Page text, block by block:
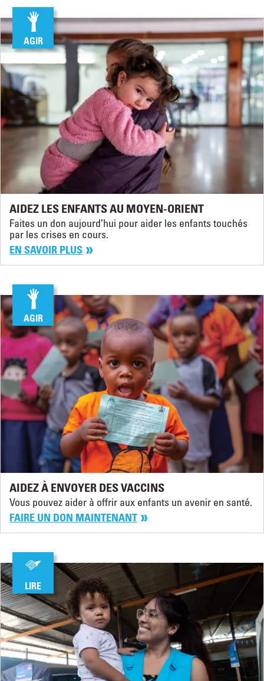
AGIR
AIDEZ LES ENFANTS AU MOYEN-ORIENT
Faites un don aujourd’hui pour aider les enfants touchés
par les crises en cours.
EN SAVOIR PLUS
AGIR
AIDEZ À ENVOYER DES VACCINS
Vous pouvez aider à offrir aux enfants un avenir en santé.
FAIRE UN DON MAINTENANT
LIRE